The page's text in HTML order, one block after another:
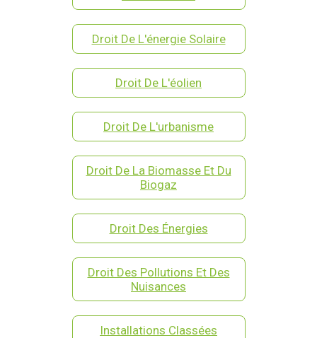
Droit De L'énergie Solaire
Droit De L'éolien
Droit De L'urbanisme
Droit De La Biomasse Et Du
Biogaz
Droit Des Énergies
Droit Des Pollutions Et Des
Nuisances
Installations Classées